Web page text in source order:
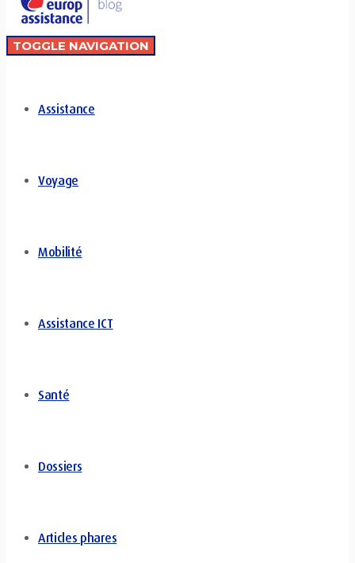
TOGGLE NAVIGATION
Assistance
Voyage
Mobilité
Assistance ICT
Santé
Dossiers
Articles phares